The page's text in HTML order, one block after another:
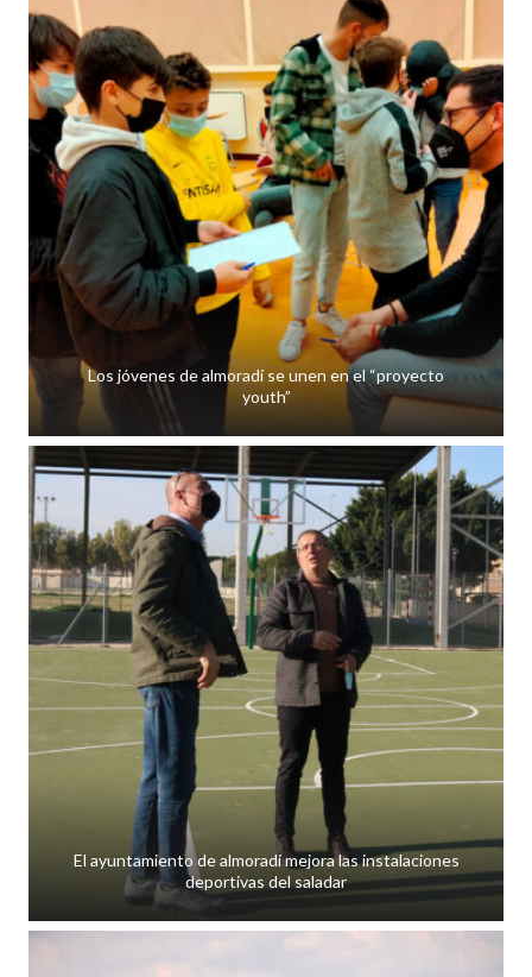
Los jóvenes de almoradí se unen en el “proyecto
youth”
El ayuntamiento de almoradí mejora las instalaciones
deportivas del saladar